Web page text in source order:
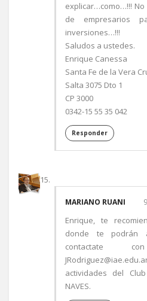
explicar…como…!!!
de empresarios
inversiones…!!!
Saludos a ustedes.
Enrique Canessa
Santa Fe de la Vera
Salta 3075 Dto 1
CP 3000
0342-15 55 35 042
Responder
MARIANO RUANI
Enrique, te
donde te podrán
contactate
actividades del
NAVES.